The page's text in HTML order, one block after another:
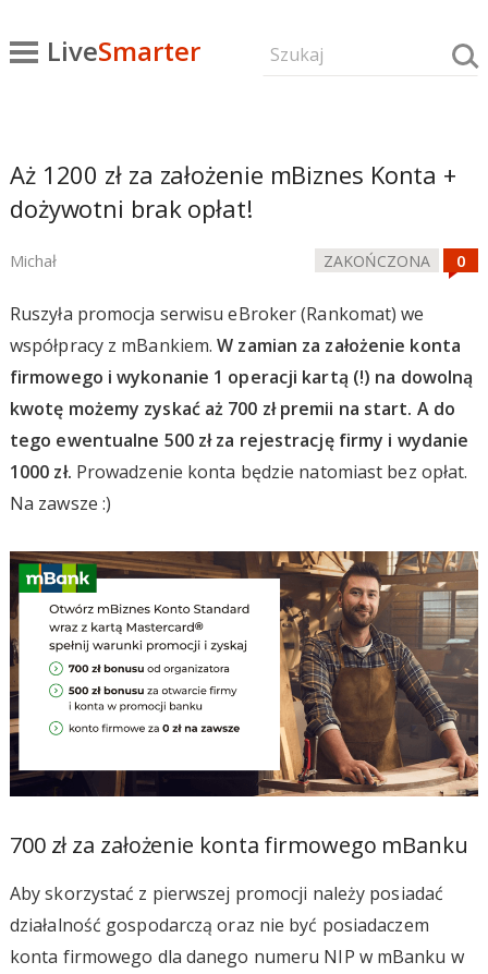
LiveSmarter
Aż 1200 zł za założenie mBiznes Konta +
dożywotni brak opłat!
Michał ZAKOŃCZONA
Ruszyła promocja serwisu eBroker (Rankomat) we
współpracy z mBankiem.W zamian za założenie konta
firmowego i wykonanie 1 operacji kartą (!) na dowolną
kwotę możemy zyskać aż 700 zł premii na start. A do
tego ewentualne 500 zł za rejestrację firmy i wydanie
1000 zł. Prowadzenie konta będzie natomiast bez opłat.
Na zawsze :)
700 zł za założenie konta firmowego mBanku
Aby skorzystać z pierwszej promocji należy posiadać
działalność gospodarczą oraz nie być posiadaczem
konta firmowego dla danego numeru NIP w mBanku w